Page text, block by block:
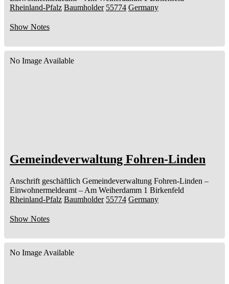
Rheinland-Pfalz Baumholder 55774 Germany
Show Notes
No Image Available
Gemeindeverwaltung Fohren-Linden
Anschrift geschäftlich Gemeindeverwaltung Fohren-Linden –
Einwohnermeldeamt – Am Weiherdamm 1 Birkenfeld
Rheinland-Pfalz Baumholder 55774 Germany
Show Notes
No Image Available